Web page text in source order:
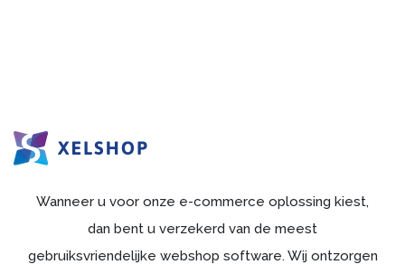
Wanneer u voor onze e-commerce oplossing kiest,
dan bent u verzekerd van de meest
gebruiksvriendelijke webshop software. Wij ontzorgen